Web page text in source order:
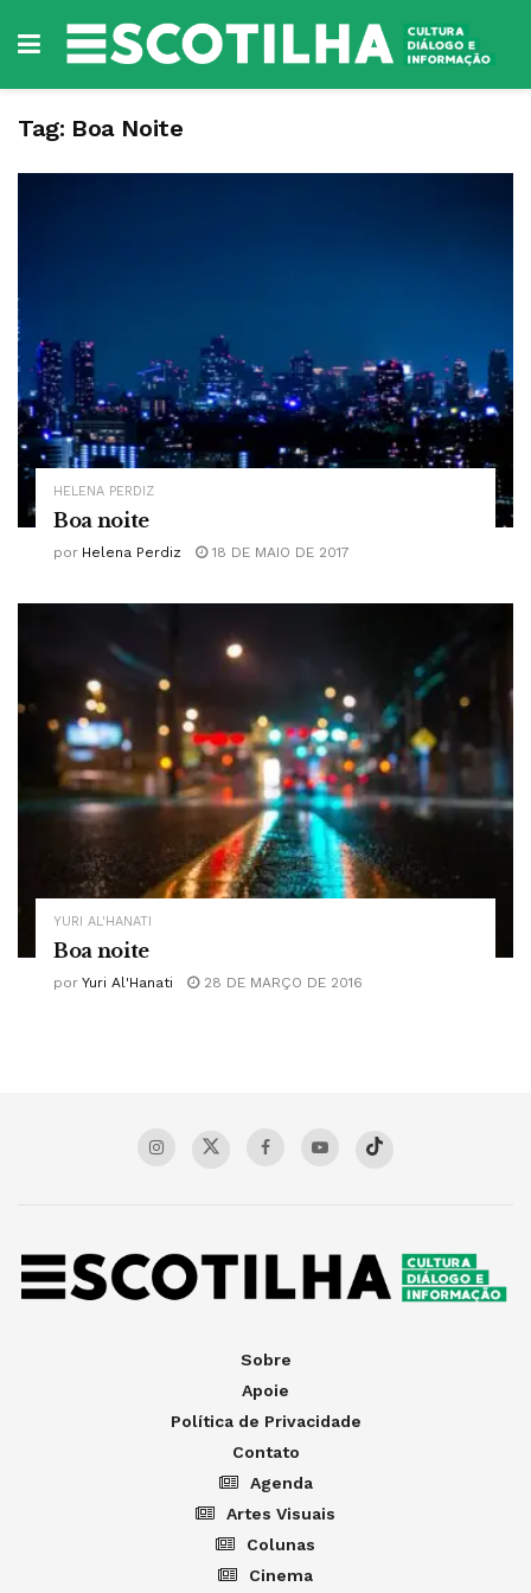
Tag: Boa Noite
HELENA PERDIZ
Boa noite
por Helena Perdiz 18 DE MAIO DE 2017
YURI AL'HANATI
Boa noite
por Yuri Al'Hanati 28 DE MARÇO DE 2016
Sobre
Apoie
Política de Privacidade
Contato
Agenda
Artes Visuais
Colunas
Cinema